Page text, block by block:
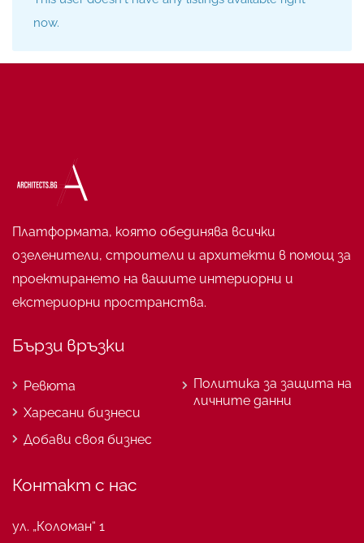
now.
Платформата, която обединява всички
озеленители, строители и архитекти в помощ за
проектирането на вашите интериорни и
екстериорни пространства.
Бързи връзки
Ревюта
Харесани бизнеси
Добави своя бизнес
Политика за защита на
личните данни
Контакт с нас
ул. „Коломан“ 1